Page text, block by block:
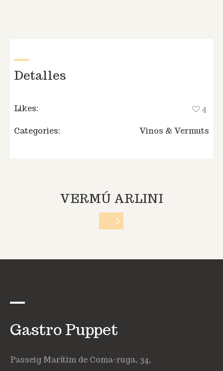
Detalles
Likes: 4
Categories: Vinos & Vermuts
VERMÚ ARLINI
Gastro Puppet
Passeig Marítim de Coma-ruga, 34,